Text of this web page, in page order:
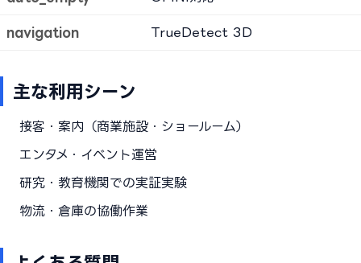
navigation TrueDetect 3D
主な利用シーン
接客・案内（商業施設・ショールーム）
エンタメ・イベント運営
研究・教育機関での実証実験
物流・倉庫の協働作業